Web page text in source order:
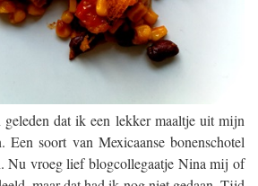
dat ik een lekker maaltje uit mijn
Een soort van Mexicaanse bonenschotel
Nu vroeg lief blogcollegaatje Nina mij of